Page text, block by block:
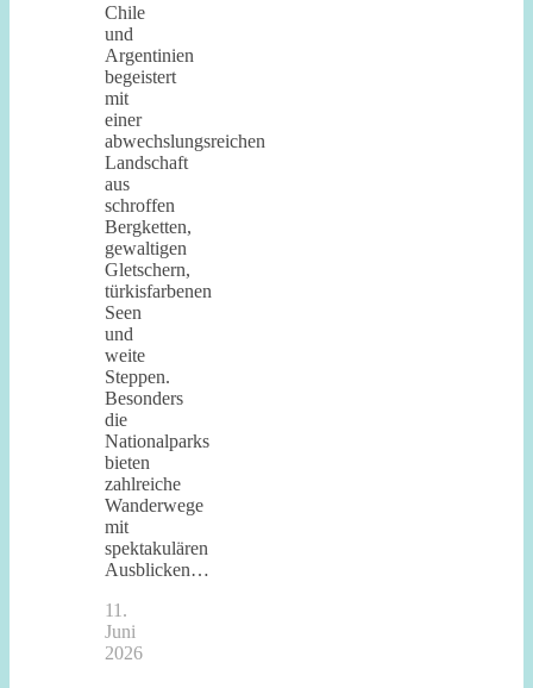
Chile
und
Argentinien
begeistert
mit
einer
abwechslungsreichen
Landschaft
aus
schroffen
Bergketten,
gewaltigen
Gletschern,
türkisfarbenen
Seen
und
weite
Steppen.
Besonders
die
Nationalparks
bieten
zahlreiche
Wanderwege
mit
spektakulären
Ausblicken…
11.
Juni
2026